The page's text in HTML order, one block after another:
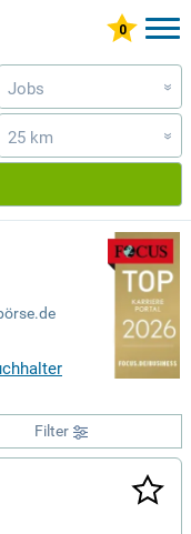
Jobs »
25 km »
Filter